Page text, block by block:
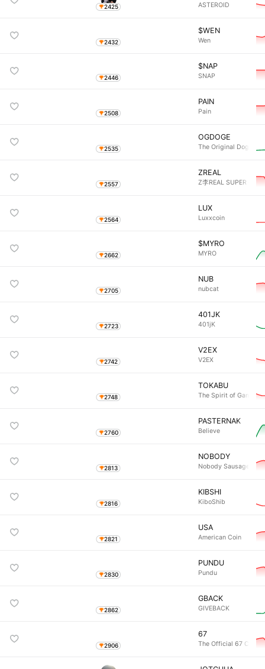
2425 ASTEROID
2432
$WEN
Wen
2446
$NAP
SNAP
2508
PAIN
Pain
2535
OGDOGE
The Original Doge
2557
ZREAL
Z李REAL SUPER COIN
2564
LUX
Luxxcoin
2662
$MYRO
MYRO
2705
NUB
nubcat
2723
401JK
401jK
2742
V2EX
V2EX
2748
TOKABU
The Spirit of
2760
PASTERNAK
Believe
2813
NOBODY
Nobody Sausage
2816
KIBSHI
KiboShib
2821
USA
American Coin
2830
PUNDU
Pundu
2862
GBACK
GIVEBACK
2906
67
The Official 67 Coin